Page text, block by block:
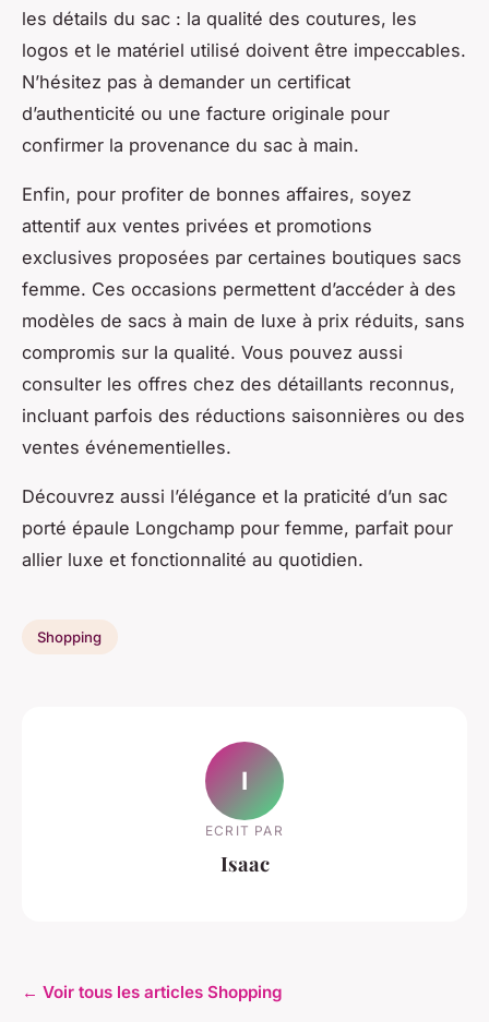
les détails du sac : la qualité des coutures, les
logos et le matériel utilisé doivent être impeccables.
N’hésitez pas à demander un certificat
d’authenticité ou une facture originale pour
confirmer la provenance du sac à main.
Enfin, pour profiter de bonnes affaires, soyez
attentif aux ventes privées et promotions
exclusives proposées par certaines boutiques sacs
femme. Ces occasions permettent d’accéder à des
modèles de sacs à main de luxe à prix réduits, sans
compromis sur la qualité. Vous pouvez aussi
consulter les offres chez des détaillants reconnus,
incluant parfois des réductions saisonnières ou des
ventes événementielles.
Découvrez aussi l’élégance et la praticité d’un sac
porté épaule Longchamp pour femme, parfait pour
allier luxe et fonctionnalité au quotidien.
Shopping
I
ECRIT PAR
Isaac
← Voir tous les articles Shopping